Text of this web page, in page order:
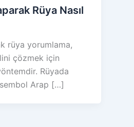
Rüya Nasıl
rüya yorumlama,
çözmek için
Rüyada
Arap […]